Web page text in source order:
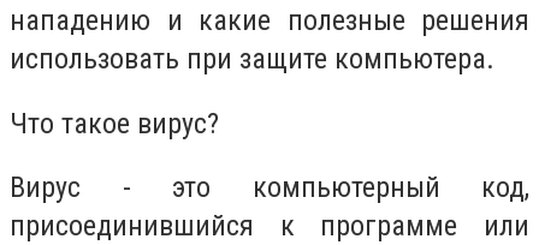
нападению и какие полезные решения
использовать при защите компьютера.
Что такое вирус?
Вирус - это компьютерный код,
присоединившийся к программе или